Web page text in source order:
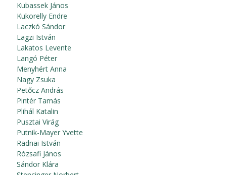
Kubassek János
Kukorelly Endre
Laczkó Sándor
Lagzi István
Lakatos Levente
Langó Péter
Menyhért Anna
Nagy Zsuka
Petőcz András
Pintér Tamás
Plihál Katalin
Pusztai Virág
Putnik-Mayer Yvette
Radnai István
Rózsafi János
Sándor Klára